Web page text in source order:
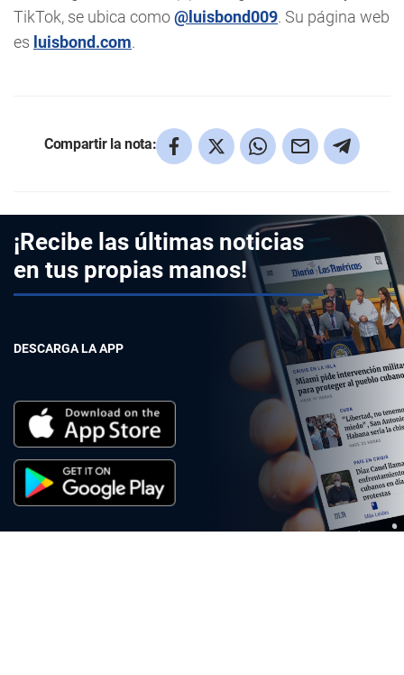
TikTok, se ubica como@luisbond009. Su página web
es luisbond.com.
Compartir la nota:
¡Recibe las últimas noticias
en tus propias manos!
DESCARGA LA APP